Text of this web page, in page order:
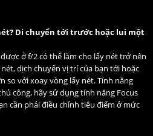
Di chuyển tới trước hoặc lui một
ở f/2 có thể làm cho lấy nét trở nên
dịch chuyển vị trí của bạn tới hoặc
so với xoay vòng lấy nét. Tính năng
công, hãy sử dụng tính năng Focus
cần phải điều chỉnh tiêu điểm ở mức